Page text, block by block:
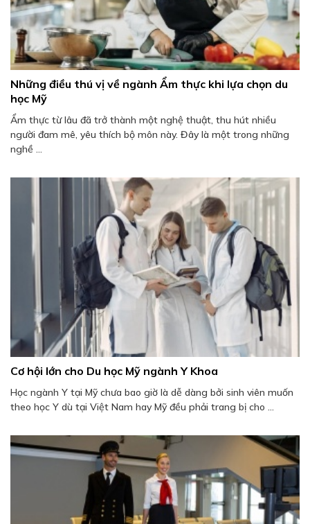
Những điều thú vị về ngành Ẩm thực khi lựa chọn du
học Mỹ
Ẩm thực từ lâu đã trở thành một nghệ thuật, thu hút nhiều
người đam mê, yêu thích bộ môn này. Đây là một trong những
nghề ...
Cơ hội lớn cho Du học Mỹ ngành Y Khoa
Học ngành Y tại Mỹ chưa bao giờ là dễ dàng bởi sinh viên muốn
theo học Y dù tại Việt Nam hay Mỹ đều phải trang bị cho ...